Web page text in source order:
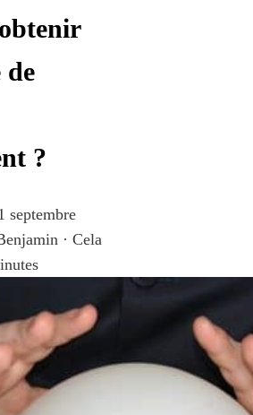
de
?
septembre
· Cela